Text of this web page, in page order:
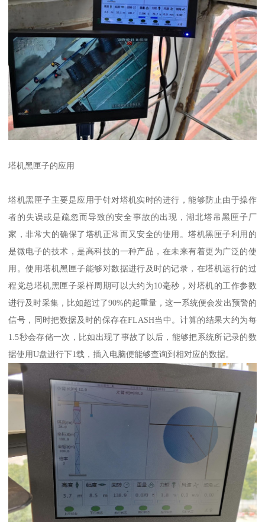
塔机黑匣子的应用
塔机黑匣子主要是应用于针对塔机实时的进行，能够防止由于操作
者的失误或是疏忽而导致的安全事故的出现，湖北塔吊黑匣子厂
家，非常大的确保了塔机正常而又安全的使用。塔机黑匣子利用的
是微电子的技术，是高科技的一种产品，在未来有着更为广泛的使
用。使用塔机黑匣子能够对数据进行及时的记录，在塔机运行的过
程党总塔机黑匣子采样周期可以大约为10毫秒，对塔机的工作参数
进行及时采集，比如超过了90%的起重量，这一系统便会发出预警的
信号，同时把数据及时的保存在FLASH当中。计算的结果大约为每
1.5秒会存储一次，比如出现了事故了以后，能够把系统所记录的数
据使用U盘进行下1载，插入电脑便能够查询到相对应的数据。